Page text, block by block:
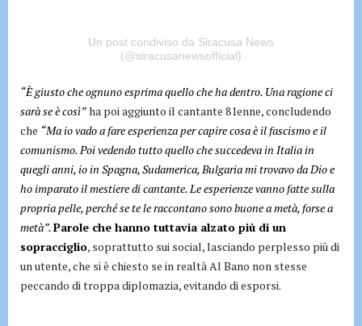
Un post condiviso da Siracusa News
(@siracusanewsofficial)
“È giusto che ognuno esprima quello che ha dentro. Una ragione ci
sarà se è così”ha poi aggiunto il cantante 81enne, concludendo
che “Ma io vado a fare esperienza per capire cosa è il fascismo e il
comunismo. Poi vedendo tutto quello che succedeva in Italia in
quegli anni, io in Spagna, Sudamerica, Bulgaria mi trovavo da Dio e
ho imparato il mestiere di cantante. Le esperienze vanno fatte sulla
propria pelle, perché se te le raccontano sono buone a metà, forse a
metà”.Parole che hanno tuttavia alzato più di un
sopracciglio, soprattutto sui social, lasciando perplesso più di
un utente, che si è chiesto se in realtà Al Bano non stesse
peccando di troppa diplomazia, evitando di esporsi.